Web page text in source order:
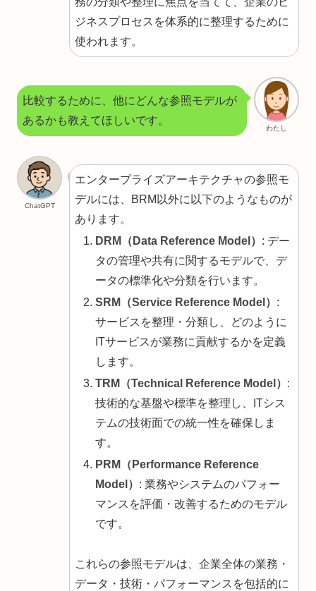
ジネスプロセスを体系的に整理するために
使われます。
わたし
比較するために、他にどんな参照モデルが
あるかも教えてほしいです。
ChatGPT
エンタープライズアーキテクチャの参照モ
デルには、BRM以外に以下のようなものが
あります。
DRM（Data Reference Model） : デー
タの管理や共有に関するモデルで、デ
ータの標準化や分類を行います。
SRM（Service Reference Model） :
サービスを整理・分類し、どのように
ITサービスが業務に貢献するかを定義
します。
TRM（Technical Reference Model） :
技術的な基盤や標準を整理し、ITシス
テムの技術面での統一性を確保しま
す。
PRM（Performance Reference
Model） : 業務やシステムのパフォー
マンスを評価・改善するためのモデル
です。
これらの参照モデルは、企業全体の業務・
データ・技術・パフォーマンスを包括的に